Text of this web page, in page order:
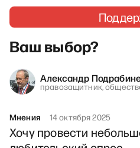
Ваш выбор?
Александр
правозащитник,
Мнения 14 октября 2025
Хочу провести